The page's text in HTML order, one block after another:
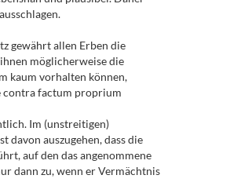
gewährt allen Erben die
möglicherweise die
kaum vorhalten können,
contra factum proprium
Im (unstreitigen)
davon auszugehen, dass die
auf den das angenommene
dann zu, wenn er Vermächtnis